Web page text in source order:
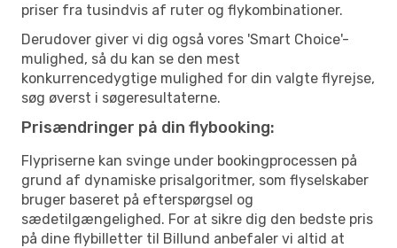
priser fra tusindvis af ruter og flykombinationer.
Derudover giver vi dig også vores 'Smart Choice'-
mulighed, så du kan se den mest
konkurrencedygtige mulighed for din valgte flyrejse,
søg øverst i søgeresultaterne.
Prisændringer på din flybooking:
Flypriserne kan svinge under bookingprocessen på
grund af dynamiske prisalgoritmer, som flyselskaber
bruger baseret på efterspørgsel og
sædetilgængelighed. For at sikre dig den bedste pris
på dine flybilletter til Billund anbefaler vi altid at